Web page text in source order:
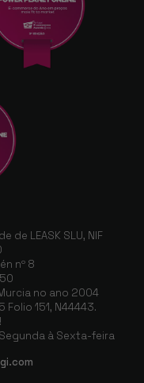
de LEASK SLU, NIF
nº 8
no ano 2004
151, N44443.
à Sexta-feira